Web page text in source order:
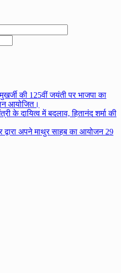
की 125वीं जयंती पर भाजपा का
आयोजित।
के दायित्व में बदलाव, हितानंद शर्मा की
अपने माथुर साहब का आयोजन 29